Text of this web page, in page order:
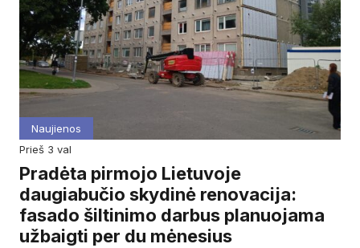
Naujienos
prieš 3 val
Pradėta pirmojo Lietuvoje
daugiabučio skydinė renovacija:
fasado šiltinimo darbus planuojama
užbaigti per du mėnesius